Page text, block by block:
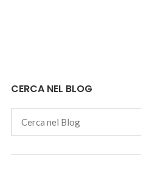
CERCA NEL BLOG